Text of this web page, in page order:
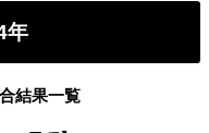
年
結果一覧